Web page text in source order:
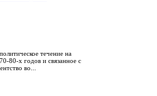
течение на
80-х годов и связанное с
во...